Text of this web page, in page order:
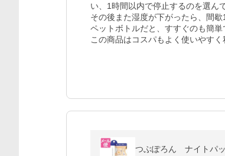
い、1時間以内で停止するのを選ん
その後また湿度が下がったら、間
ペットボトルだと、すすぐのも簡単
この商品はコスパもよく使いやすく
つぶぽろん ナイトパ